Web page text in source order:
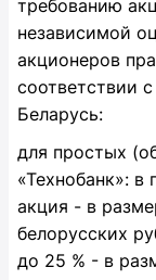
требованию
независимой
акционеров
соответствии
Беларусь:
для простых
«Технобанк»: в
акция - в
белорусских
до 25 % - в